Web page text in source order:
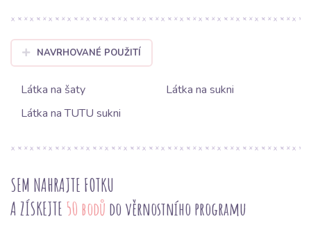
NAVRHOVANÉ POUŽITÍ
Látka na šaty
Látka na sukni
Látka na TUTU sukni
SEM NAHRAJTE FOTKU
A ZÍSKEJTE 50 bodů do věrnostního programu